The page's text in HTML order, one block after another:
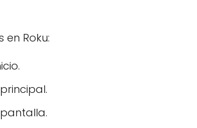
Roku: